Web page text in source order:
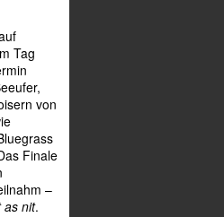
Tag
von
Finale
–
as nit.